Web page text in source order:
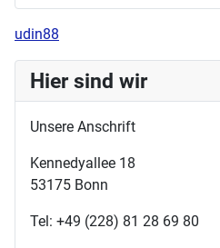
udin88
Hier sind wir
Unsere Anschrift
Kennedyallee 18
53175 Bonn
Tel: +49 (228) 81 28 69 80